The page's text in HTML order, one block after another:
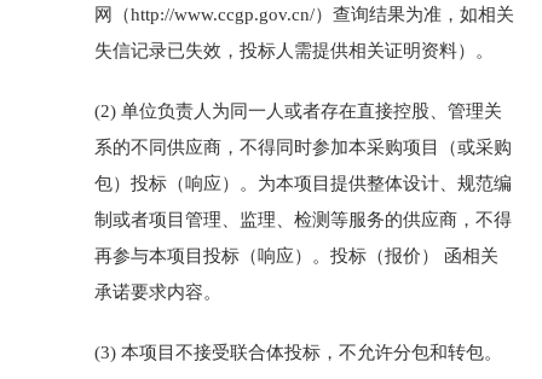
网（http://www.ccgp.gov.cn/）查询结果为准，如相关
失信记录已失效，投标人需提供相关证明资料）。
(2)单位负责人为同一人或者存在直接控股、管理关
系的不同供应商，不得同时参加本采购项目（或采购
包）投标（响应）。为本项目提供整体设计、规范编
制或者项目管理、监理、检测等服务的供应商，不得
再参与本项目投标（响应）。投标（报价）
函相关
承诺要求内容。
(3)本项目不接受联合体投标，不允许分包和转包。